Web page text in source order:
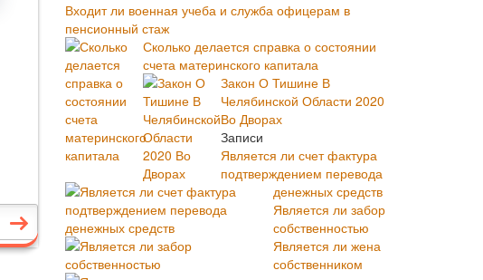
Входит ли военная учеба и служба офицерам в
пенсионный стаж
Сколько делается справка о состоянии
счета материнского капитала
Закон О Тишине В
Челябинской Области 2020
Во Дворах
Записи
Является ли счет фактура
подтверждением перевода
денежных средств
Является ли забор
собственностью
Является ли жена
собственником